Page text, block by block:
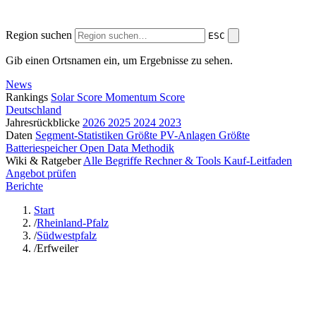
Region suchen ESC
Gib einen Ortsnamen ein, um Ergebnisse zu sehen.
News
Rankings Solar Score Momentum Score
Deutschland
Jahresrückblicke 2026 2025 2024 2023
Daten Segment-Statistiken Größte PV-Anlagen Größte
BatteriespeicherOpen Data Methodik
Wiki & Ratgeber Alle Begriffe Rechner & Tools Kauf-Leitfaden
Angebot prüfen
Berichte
Start
/Rheinland-Pfalz
/Südwestpfalz
/Erfweiler